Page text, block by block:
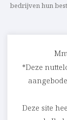
bedrijven hun
Schrijf ik straks
heel graag op
*Deze
Deze site